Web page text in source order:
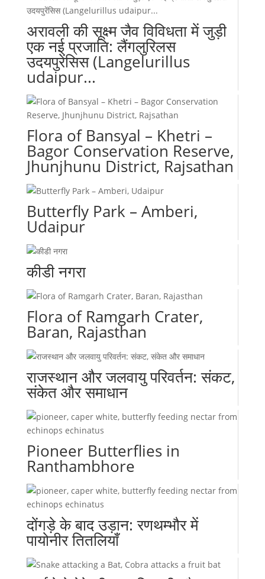
अरावली की सूक्ष्म जैव विविधता में जुड़ी
एक नई प्रजाति: लैंगलुरिलस
उदयपुरेंसिस (Langelurillus
udaipur...
Flora of Bansyal – Khetri –
Bagor Conservation Reserve,
Jhunjhunu District, Rajsathan
Butterfly Park – Amberi,
Udaipur
कीडी नगरा
Flora of Ramgarh Crater,
Baran, Rajasthan
राजस्थान और जलवायु परिवर्तन: संकट,
संकेत और समाधान
Pioneer Butterflies in
Ranthambhore
दोंगड़े के बाद उड़ान: रणथम्भौर में
पायोनीर तितलियाँ